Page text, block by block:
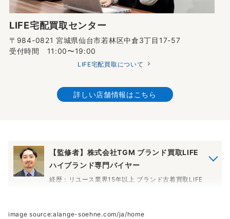
LIFE宅配買取センター
〒984-0821 宮城県仙台市若林区中倉3丁目17-57
受付時間 11:00〜19:00
LIFE宅配買取について
詳しい店舗情報はこちら
【監修者】株式会社TGM ブランド買取LIFE
ハイブランド専門バイヤー
経歴：リユース業界15年以上 ブランド古着買取LIFE
イコー等の国内メーカーの時計まで査定経験を基に
image source:alange-soehne.com/ja/home